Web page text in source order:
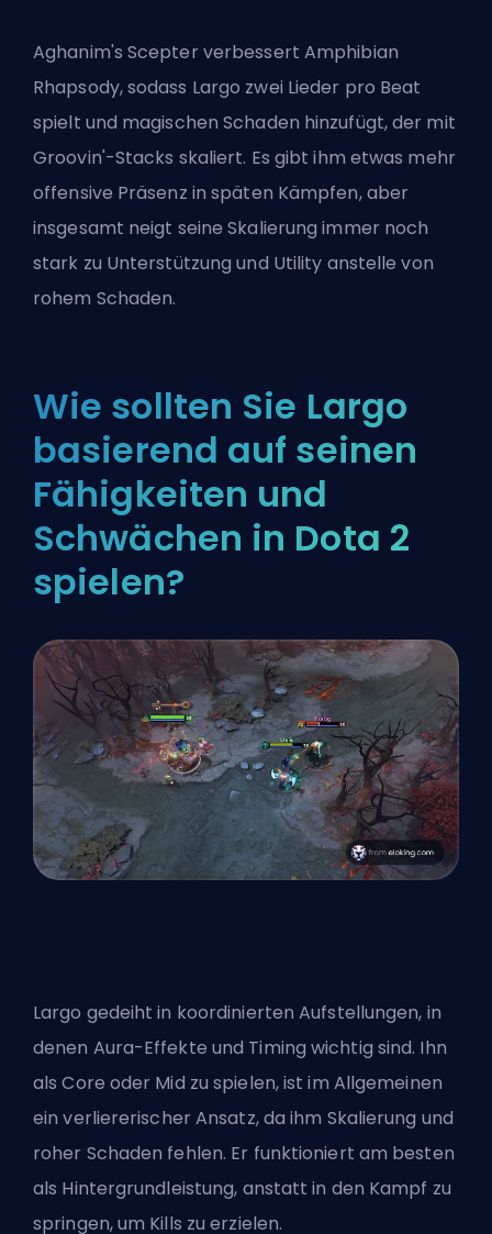
Aghanim's Scepter verbessert Amphibian
Rhapsody, sodass Largo zwei Lieder pro Beat
spielt und magischen Schaden hinzufügt, der mit
Groovin'-Stacks skaliert. Es gibt ihm etwas mehr
offensive Präsenz in späten Kämpfen, aber
insgesamt neigt seine Skalierung immer noch
stark zu Unterstützung und Utility anstelle von
rohem Schaden.
Wie sollten Sie Largo
basierend auf seinen
Fähigkeiten und
Schwächen in Dota 2
spielen?
Largo gedeiht in koordinierten Aufstellungen, in
denen Aura-Effekte und Timing wichtig sind. Ihn
als Core oder Mid zu spielen, ist im Allgemeinen
ein verliererischer Ansatz, da ihm Skalierung und
roher Schaden fehlen. Er funktioniert am besten
als Hintergrundleistung, anstatt in den Kampf zu
springen, um Kills zu erzielen.